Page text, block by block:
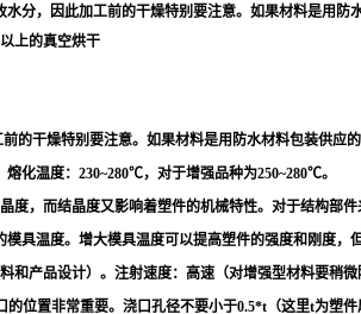
分，因此加工前的干燥特别要注意。如果材料是用
上的真空烘干
的干燥特别要注意。如果材料是用防水材料包装供
化温度：230~280℃，对于增强品种为250~280℃。
度，而结晶度又影响着塑件的机械特性。对于结构部
具温度。增大模具温度可以提高塑件的强度和刚度
和产品设计）。注射速度：高速（对增强型材料要稍微
位置非常重要。浇口孔径不要小于0.5*t（这里t为